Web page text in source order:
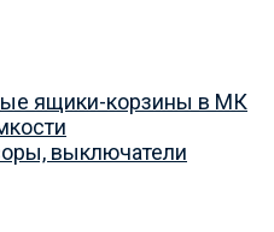
ящики-корзины в МК
выключатели